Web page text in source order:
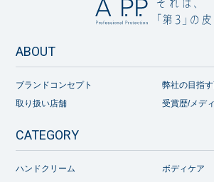
ABOUT
ブランドコンセプト
弊社の目指
取り扱い店舗
受賞歴/メデ
CATEGORY
ハンドクリーム
ボディケア